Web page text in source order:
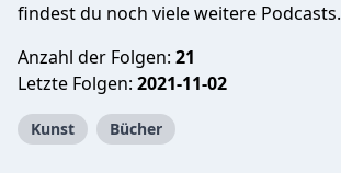
findest du noch viele weitere Podcasts.
Anzahl der Folgen: 21
Letzte Folgen: 2021-11-02
Kunst Bücher